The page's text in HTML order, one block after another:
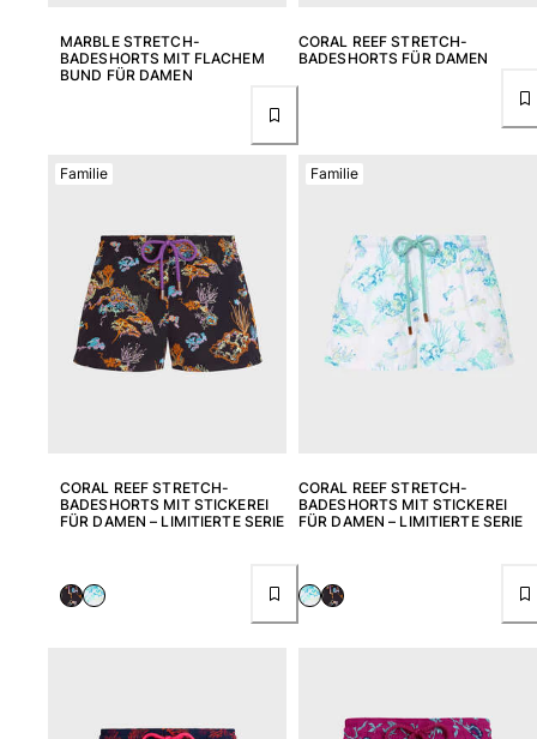
MARBLE STRETCH-
BADESHORTS MIT FLACHEM
BUND FÜR DAMEN
CORAL REEF STRETCH-
BADESHORTS FÜR DAMEN
CORAL REEF STRETCH-
BADESHORTS MIT STICKEREI
FÜR DAMEN – LIMITIERTE SERIE
Familie
CORAL REEF STRETCH-
BADESHORTS MIT STICKEREI
FÜR DAMEN – LIMITIERTE SERIE
Familie